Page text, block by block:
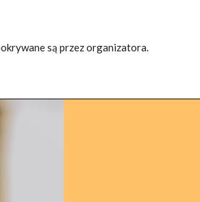
są przez organizatora.